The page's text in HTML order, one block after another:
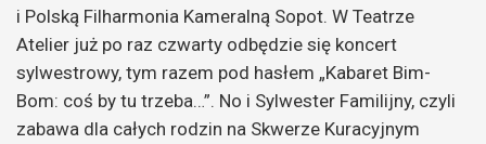
i Polską Filharmonia Kameralną Sopot. W Teatrze
Atelier już po raz czwarty odbędzie się koncert
sylwestrowy, tym razem pod hasłem „Kabaret Bim-
Bom: coś by tu trzeba…”. No i Sylwester Familijny, czyli
zabawa dla całych rodzin na Skwerze Kuracyjnym